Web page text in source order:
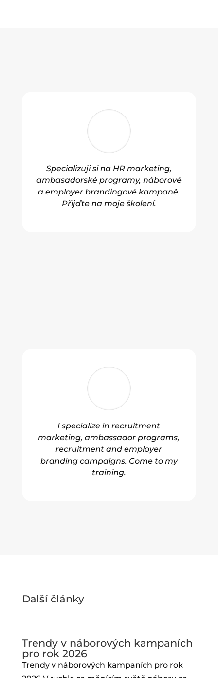
Specializuji si na HR marketing,
ambasadorské programy, náborové
a employer brandingové kampaně.
Přijďte na moje školení.
I specialize in recruitment
marketing, ambassador programs,
recruitment and employer
branding campaigns. Come to my
training.
Další články
Trendy v náborových kampaních
pro rok 2026
Trendy v náborových kampaních pro rok